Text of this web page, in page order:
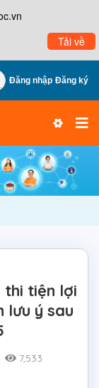
Tải về
Đăng nhập Đăng ký
thi tiện lợi
lưu ý sau
7,533